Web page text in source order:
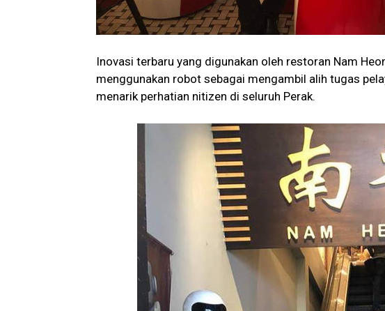
Inovasi terbaru yang digunakan oleh restoran Nam
menggunakan robot sebagai mengambil alih tugas
menarik perhatian nitizen di seluruh Perak.